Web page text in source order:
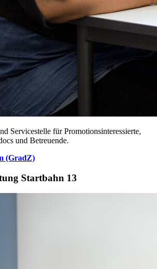
Servicestelle für Promotionsinteressierte,
und Betreuende.
(GradZ)
Startbahn 13